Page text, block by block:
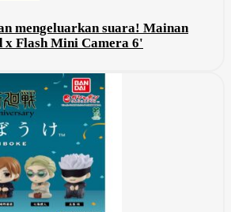
mengeluarkan suara! Mainan
x Flash Mini Camera 6'